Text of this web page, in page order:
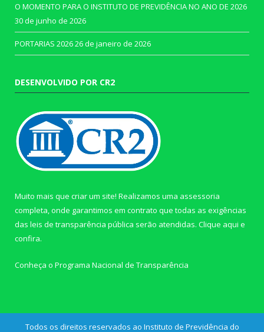
O MOMENTO PARA O INSTITUTO DE PREVIDÊNCIA NO ANO DE 2026
30 de junho de 2026
PORTARIAS 202626 de janeiro de 2026
DESENVOLVIDO POR CR2
Muito mais que criar um site! Realizamos uma assessoria
completa, onde garantimos em contrato que todas as exigências
das leis de transparência pública serão atendidas. Clique aqui e
confira.
Conheça o Programa Nacional de Transparência
Todos os direitos reservados ao Instituto de Previdência do